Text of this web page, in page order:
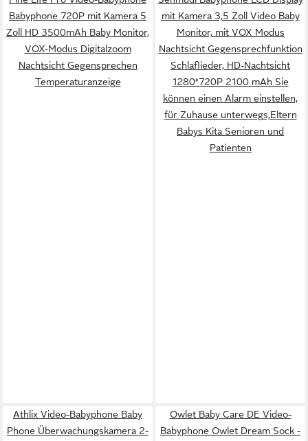
Babyphone 720P mit Kamera 5
Zoll HD 3500mAh Baby Monitor,
VOX-Modus Digitalzoom
Nachtsicht Gegensprechen
Temperaturanzeige
mit Kamera 3,5 Zoll Video Baby
Monitor, mit VOX Modus
Nachtsicht Gegensprechfunktion
Schlaflieder, HD-Nachtsicht
1280*720P 2100 mAh Sie
können einen Alarm einstellen,
für Zuhause unterwegs,Eltern
Babys Kita Senioren und
Patienten
Athlix Video-Babyphone Baby
Phone Überwachungskamera 2-
Owlet Baby Care DE Video-
Babyphone Owlet Dream Sock -